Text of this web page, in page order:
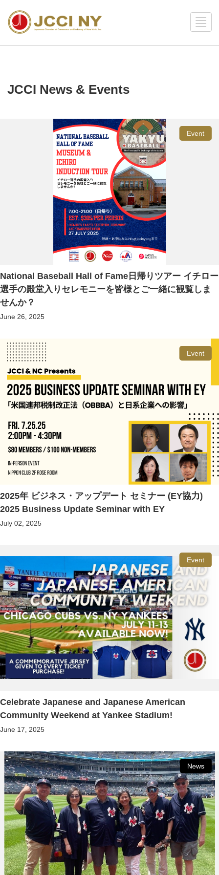
JCCI News & Events
Event
National Baseball Hall of Fame日帰りツアー イチロー
選手の殿堂入りセレモニーを皆様とご一緒に観覧しま
せんか？
June 26, 2025
Event
2025年 ビジネス・アップデート セミナー (EY協力)
2025 Business Update Seminar with EY
July 02, 2025
Event
Celebrate Japanese and Japanese American
Community Weekend at Yankee Stadium!
June 17, 2025
News